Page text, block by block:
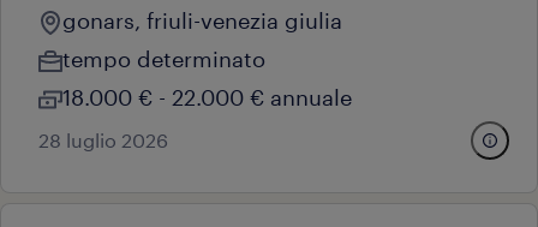
gonars, friuli-venezia giulia
tempo determinato
18.000 € - 22.000 € annuale
28 luglio 2026